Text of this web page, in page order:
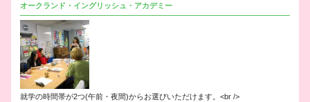
オークランド・イングリッシュ・アカデミー
就学の時間帯が2つ(午前・夜間)からお選びいただけます。<br />